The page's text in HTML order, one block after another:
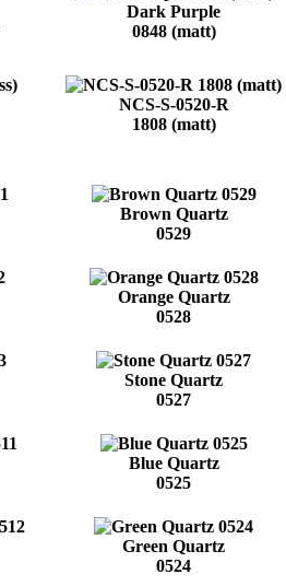
Dark Purple
0848 (matt)
NCS-S-0520-R
1808 (matt)
Brown Quartz
0529
Orange Quartz
0528
Stone Quartz
0527
Blue Quartz
0525
Green Quartz
0524